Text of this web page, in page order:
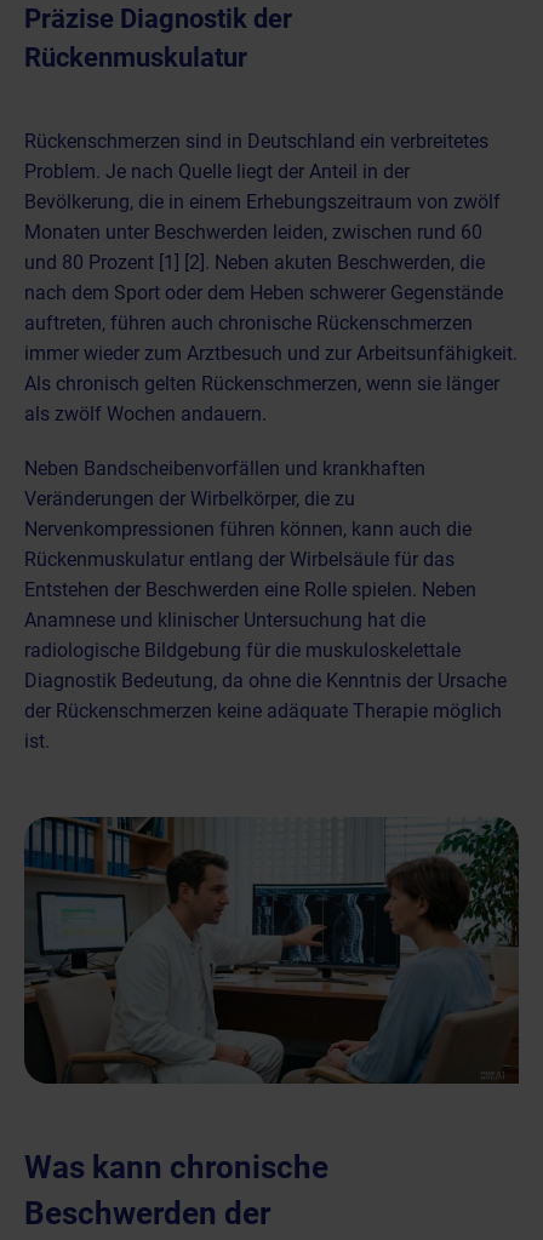
Präzise Diagnostik der
Rückenmuskulatur
Rückenschmerzen sind in Deutschland ein verbreitetes
Problem. Je nach Quelle liegt der Anteil in der
Bevölkerung, die in einem Erhebungszeitraum von zwölf
Monaten unter Beschwerden leiden, zwischen rund 60
und 80 Prozent [1] [2]. Neben akuten Beschwerden, die
nach dem Sport oder dem Heben schwerer Gegenstände
auftreten, führen auch chronische Rückenschmerzen
immer wieder zum Arztbesuch und zur Arbeitsunfähigkeit.
Als chronisch gelten Rückenschmerzen, wenn sie länger
als zwölf Wochen andauern.
Neben Bandscheibenvorfällen und krankhaften
Veränderungen der Wirbelkörper, die zu
Nervenkompressionen führen können, kann auch die
Rückenmuskulatur entlang der Wirbelsäule für das
Entstehen der Beschwerden eine Rolle spielen. Neben
Anamnese und klinischer Untersuchung hat die
radiologische Bildgebung für die muskuloskelettale
Diagnostik Bedeutung, da ohne die Kenntnis der Ursache
der Rückenschmerzen keine adäquate Therapie möglich
ist.
Was kann chronische
Beschwerden der